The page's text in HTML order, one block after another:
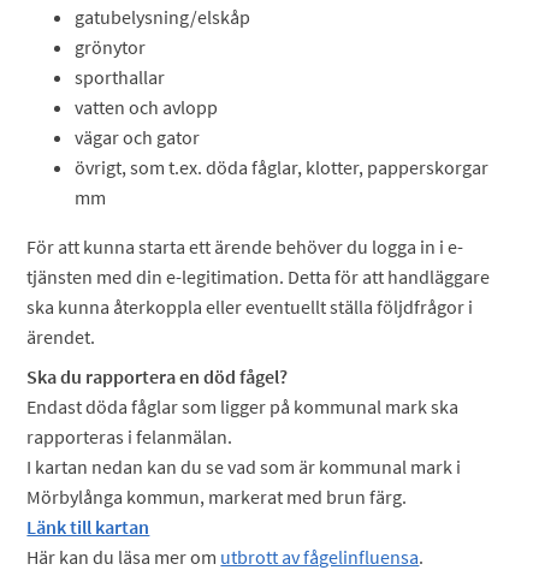
gatubelysning/elskåp
grönytor
sporthallar
vatten och avlopp
vägar och gator
övrigt, som t.ex. döda fåglar, klotter, papperskorgar
mm
För att kunna starta ett ärende behöver du logga in i e-
tjänsten med din e-legitimation. Detta för att handläggare
ska kunna återkoppla eller eventuellt ställa följdfrågor i
ärendet.
Ska du rapportera en död fågel?
Endast döda fåglar som ligger på kommunal mark ska
rapporteras i felanmälan.
I kartan nedan kan du se vad som är kommunal mark i
Mörbylånga kommun, markerat med brun färg.
Länk till kartan
Här kan du läsa mer om utbrott av fågelinfluensa.